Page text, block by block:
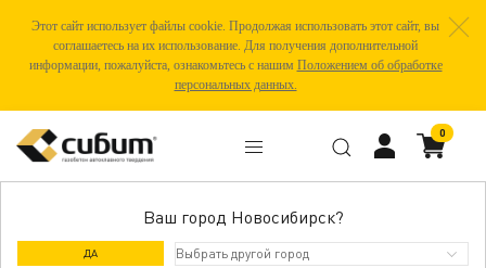
Этот сайт использует файлы cookie. Продолжая использовать этот сайт, вы
соглашаетесь на их использование. Для получения дополнительной
информации, пожалуйста, ознакомьтесь с нашим Положением об обработке
персональных данных.
Ваш город Новосибирск?
ДА
0
ЮРГА